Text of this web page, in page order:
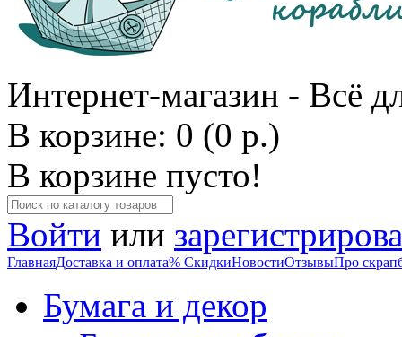
Интернет-магазин - Всё
В корзине: 0 (0 р.)
В корзине пусто!
Войти или
ГлавнаяДоставка и оплата% СкидкиНовостиОтзывыПро
Бумага и декор